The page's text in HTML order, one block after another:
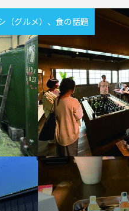
（グルメ）、食の話題